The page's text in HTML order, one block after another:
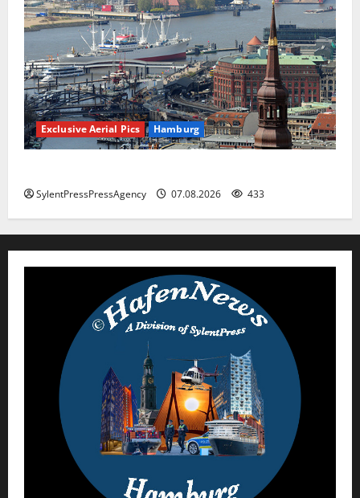
Exclusive Aerial Pics Hamburg
SylentPressPressAgency 07.08.2026 433